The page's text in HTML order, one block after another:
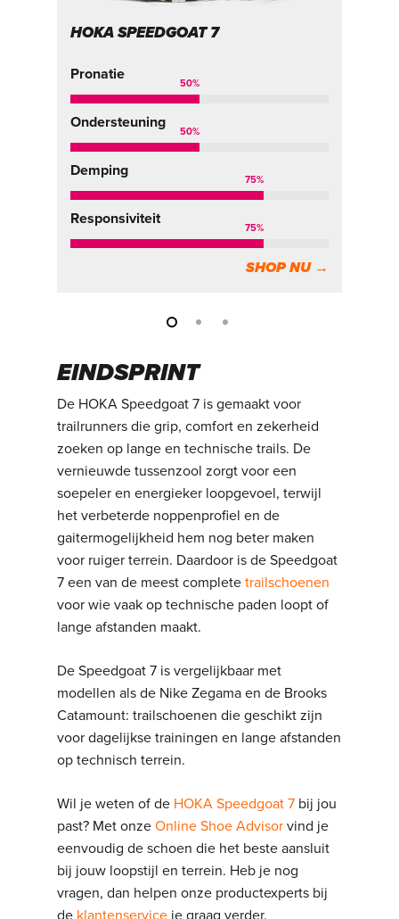
HOKA SPEEDGOAT 7
Pronatie
50%
Ondersteuning
50%
Demping
75%
Responsiviteit
75%
SHOP NU →
EINDSPRINT
De HOKA Speedgoat 7 is gemaakt voor
trailrunners die grip, comfort en zekerheid
zoeken op lange en technische trails. De
vernieuwde tussenzool zorgt voor een
soepeler en energieker loopgevoel, terwijl
het verbeterde noppenprofiel en de
gaitermogelijkheid hem nog beter maken
voor ruiger terrein. Daardoor is de Speedgoat
7 een van de meest completetrailschoenen
voor wie vaak op technische paden loopt of
lange afstanden maakt.
De Speedgoat 7 is vergelijkbaar met
modellen als de Nike Zegama en de Brooks
Catamount: trailschoenen die geschikt zijn
voor dagelijkse trainingen en lange afstanden
op technisch terrein.
Wil je weten of de HOKA Speedgoat 7 bij jou
past? Met onzeOnline Shoe Advisor vind je
eenvoudig de schoen die het beste aansluit
bij jouw loopstijl en terrein. Heb je nog
vragen, dan helpen onze productexperts bij